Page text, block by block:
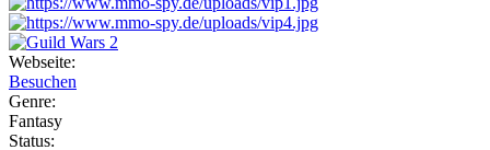
Webseite:
Besuchen
Genre:
Fantasy
Status: